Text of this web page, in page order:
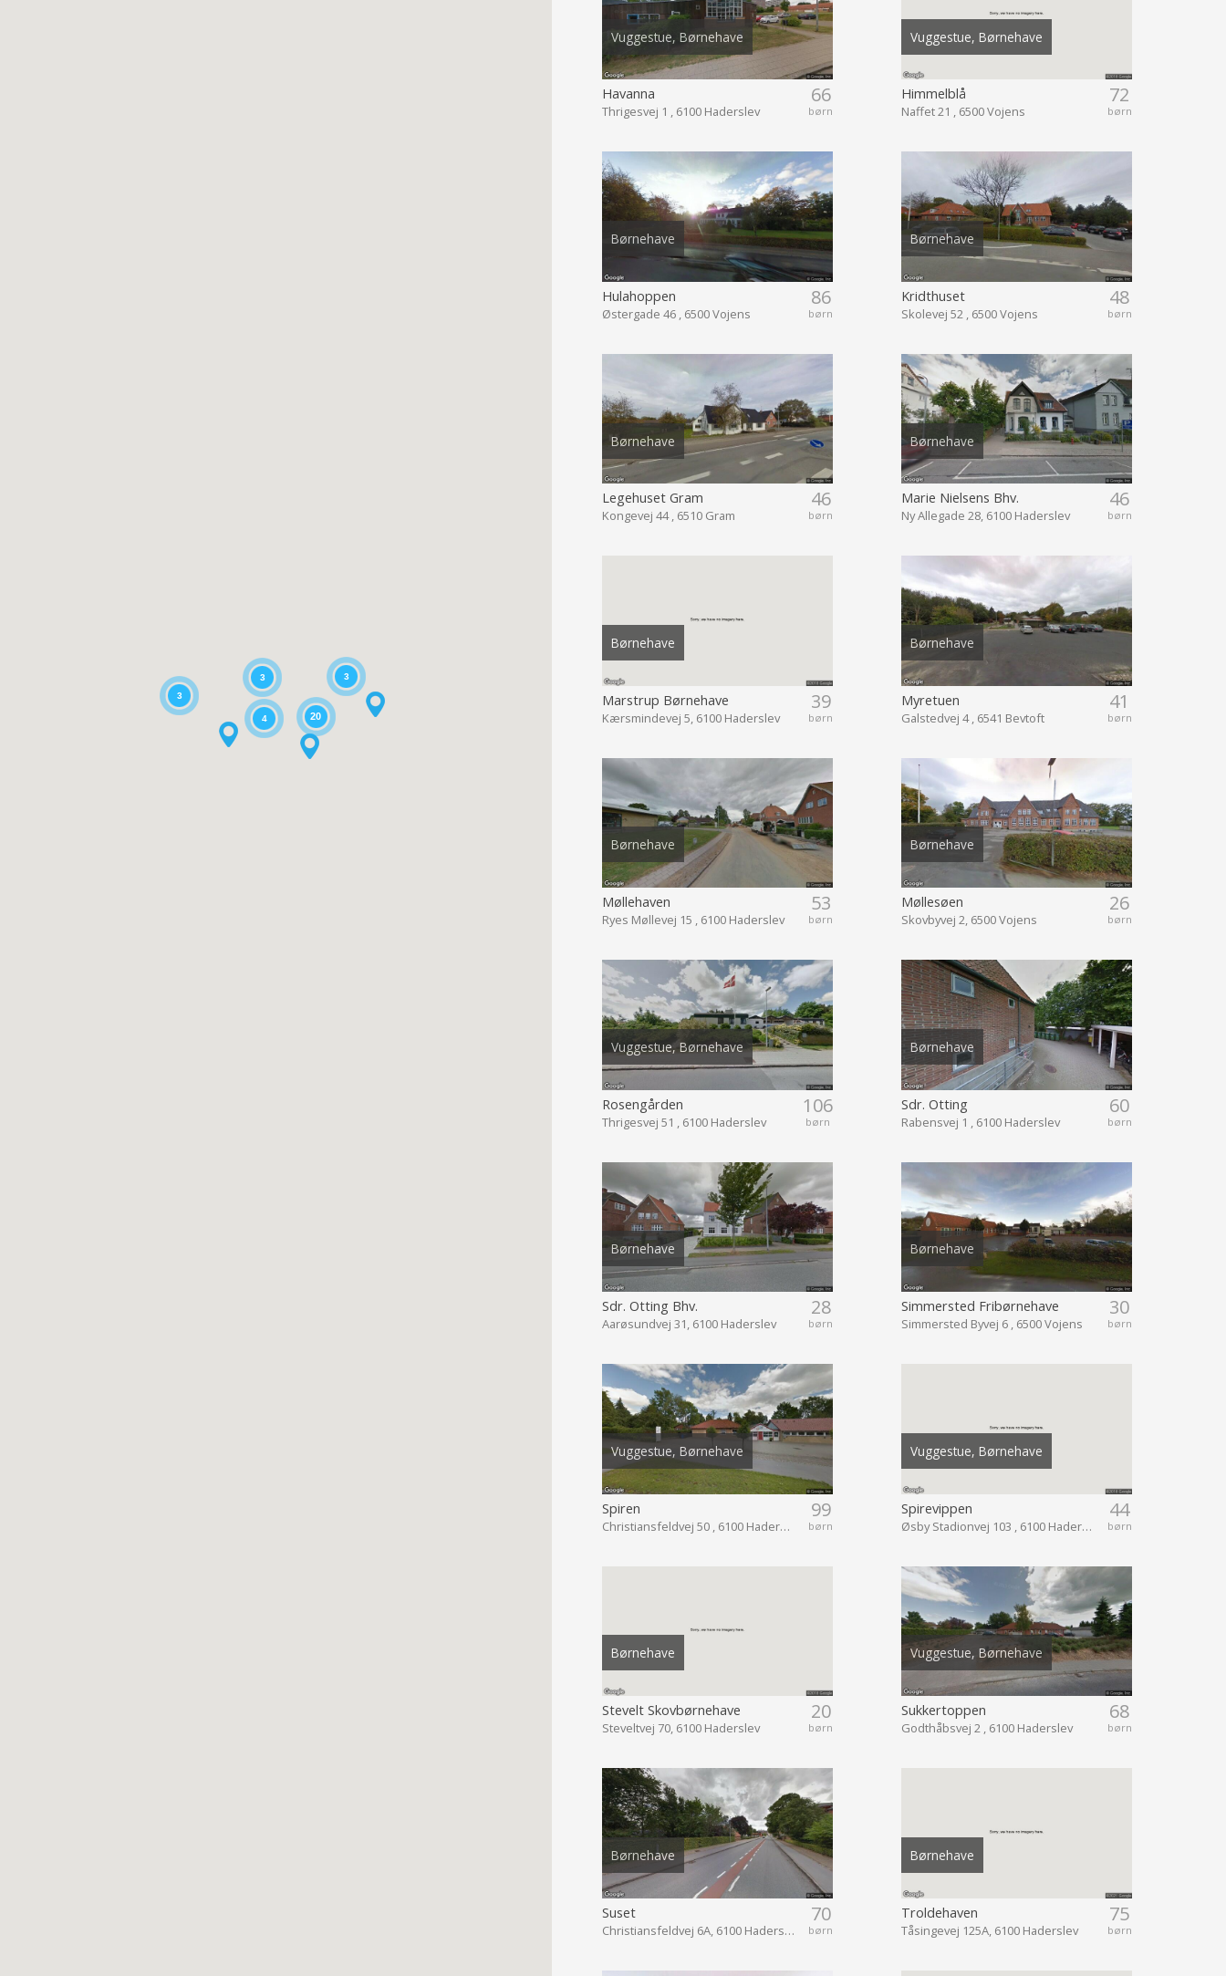
3
20
3
3
4
Vuggestue, Børnehave
66
børn
Havanna
Thrigesvej 1 , 6100 Haderslev
Vuggestue, Børnehave
72
børn
Himmelblå
Naffet 21 , 6500 Vojens
Børnehave
86
børn
Hulahoppen
Østergade 46 , 6500 Vojens
Børnehave
48
børn
Kridthuset
Skolevej 52 , 6500 Vojens
Børnehave
46
børn
Legehuset Gram
Kongevej 44 , 6510 Gram
Børnehave
46
børn
Marie Nielsens Bhv.
Ny Allegade 28, 6100 Haderslev
Børnehave
39
børn
Marstrup Børnehave
Kærsmindevej 5, 6100 Haderslev
Børnehave
41
børn
Myretuen
Galstedvej 4 , 6541 Bevtoft
Børnehave
53
børn
Møllehaven
Ryes Møllevej 15 , 6100 Haderslev
Børnehave
26
børn
Møllesøen
Skovbyvej 2, 6500 Vojens
Vuggestue, Børnehave
106
børn
Rosengården
Thrigesvej 51 , 6100 Haderslev
Børnehave
60
børn
Sdr. Otting
Rabensvej 1 , 6100 Haderslev
Børnehave
28
børn
Sdr. Otting Bhv.
Aarøsundvej 31, 6100 Haderslev
Børnehave
30
børn
Simmersted Fribørnehave
Simmersted Byvej 6 , 6500 Vojens
Vuggestue, Børnehave
99
børn
Spiren
Christiansfeldvej 50 , 6100 Haderslev
Vuggestue, Børnehave
44
børn
Spirevippen
Øsby Stadionvej 103 , 6100 Haderslev
Børnehave
20
børn
Stevelt Skovbørnehave
Steveltvej 70, 6100 Haderslev
Vuggestue, Børnehave
68
børn
Sukkertoppen
Godthåbsvej 2 , 6100 Haderslev
Børnehave
70
børn
Suset
Christiansfeldvej 6A, 6100 Haderslev
Børnehave
75
børn
Troldehaven
Tåsingevej 125A, 6100 Haderslev